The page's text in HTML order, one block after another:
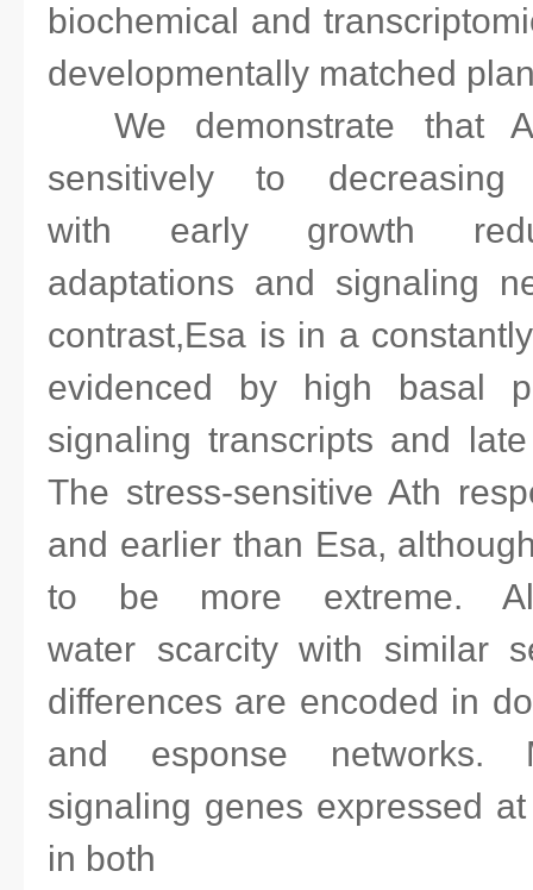
biochemical and
developmentally matched
We demonstrate that
sensitively to decreasing
with early growth
adaptations and signaling
contrast,Esa is in a
evidenced by high basal
signaling transcripts and
The stress-sensitive Ath
and earlier than Esa,
to be more extreme.
water scarcity with similar
differences are encoded in
and esponse networks.
signaling genes expressed
in both